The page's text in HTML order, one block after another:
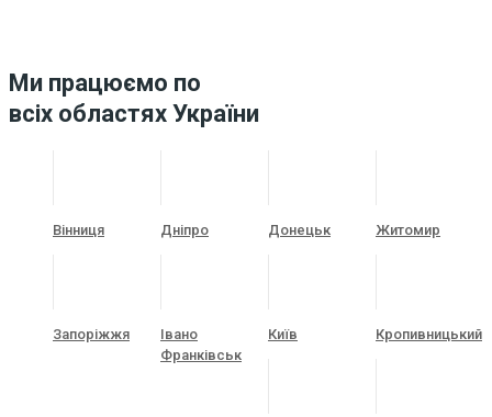
Ми працюємо по
всіх областях України
Вінниця Дніпро Донецьк Житомир
Запоріжжя
Івано
Франківськ
Київ Кропивницький